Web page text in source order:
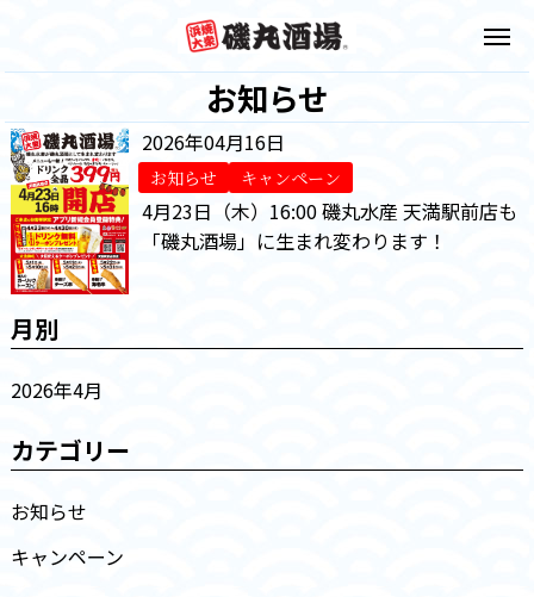
お知らせ
2026年04月16日
お知らせ キャンペーン
4月23日（木）16:00 磯丸水産 天満駅前店も
「磯丸酒場」に生まれ変わります！
月別
2026年4月
カテゴリー
お知らせ
キャンペーン